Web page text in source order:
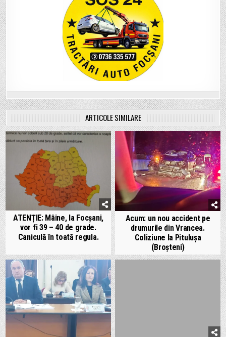
ARTICOLE SIMILARE
ATENȚIE: Mâine, la Focșani,
vor fi 39 – 40 de grade.
Caniculă în toată regula.
Acum: un nou accident pe
drumurile din Vrancea.
Coliziune la Pitulușa
(Broșteni)